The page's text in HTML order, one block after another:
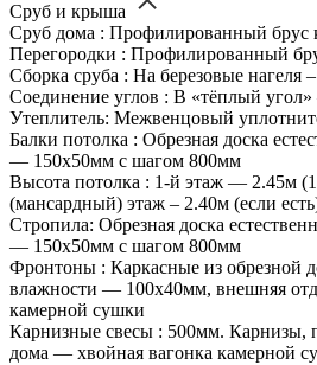
Сруб и крыша
Сруб дома : Профилированный брус
Перегородки : Профилированный
Сборка сруба : На березовые нагеля
Соединение углов : В «тёплый
Утеплитель: Межвенцовый
Балки потолка : Обрезная доска
— 150х50мм с шагом 800мм
Высота потолка : 1-й этаж — 2.45м
(мансардный) этаж – 2.40м (если
Стропила: Обрезная доска
— 150х50мм с шагом 800мм
Фронтоны : Каркасные из обрезной
влажности — 100х40мм, внешняя
камерной сушки
Карнизные свесы : 500мм. Карнизы,
дома — хвойная вагонка камерной